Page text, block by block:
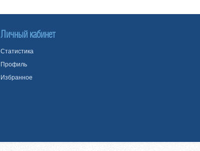
Личный кабинет
Статистика
Профиль
Избранное